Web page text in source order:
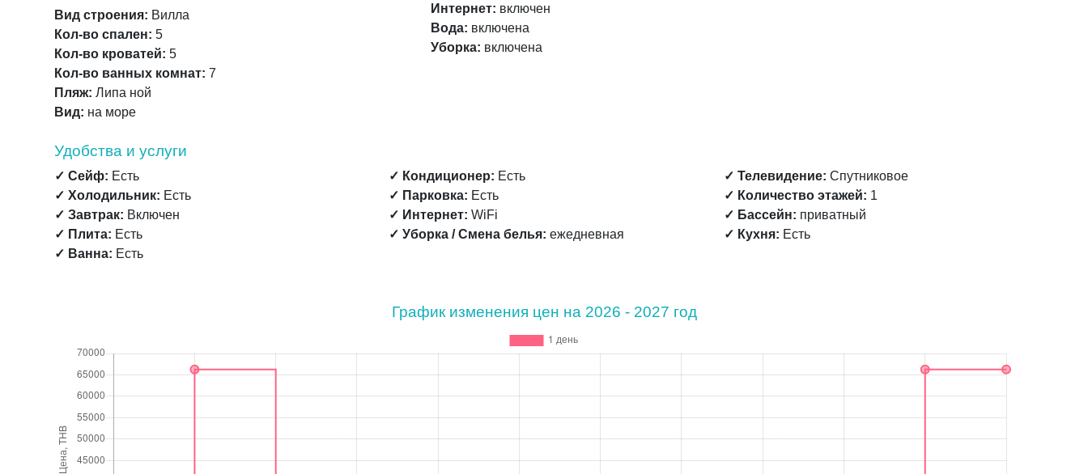
Вид строения: Вилла
Кол-во спален: 5
Кол-во кроватей: 5
Кол-во ванных комнат: 7
Пляж: Липа ной
Вид: на море
Интернет: включен
Вода: включена
Уборка: включена
Удобства и услуги
✓ Сейф: Есть ✓ Кондиционер: Есть ✓ Телевидение: Спутниковое
✓ Холодильник: Есть ✓ Парковка: Есть ✓ Количество этажей: 1
✓ Завтрак: Включен ✓ Интернет: WiFi ✓ Бассейн: приватный
✓ Плита: Есть ✓ Уборка / Смена белья: ежедневная ✓ Кухня: Есть
✓ Ванна: Есть
График изменения цен на 2026 - 2027 год